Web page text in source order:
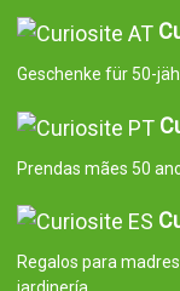
Geschenke für 50-
Prendas mães 50
Regalos para